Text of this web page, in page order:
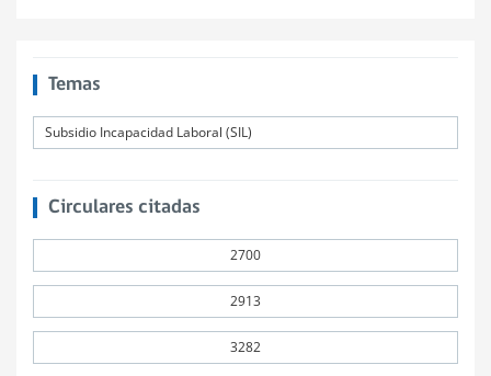
Temas
Subsidio Incapacidad Laboral (SIL)
Circulares citadas
2700
2913
3282